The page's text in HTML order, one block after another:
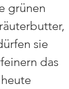
grünen
sie
das